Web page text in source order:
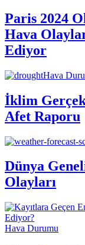
Paris 2024
Hava
Ediyor
Hava
İklim
Afet Raporu
Dünya
Olayları
Hava Durumu